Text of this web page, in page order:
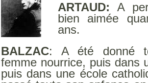
ARTAUD: A
bien aimée
ans.
BALZAC: A été donné
femme nourrice, puis dans
puis dans une école